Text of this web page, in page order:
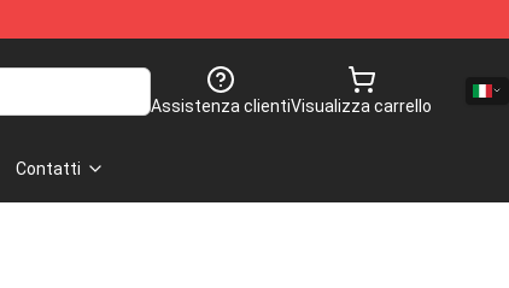
Assistenza clientiVisualizza carrello
Contatti